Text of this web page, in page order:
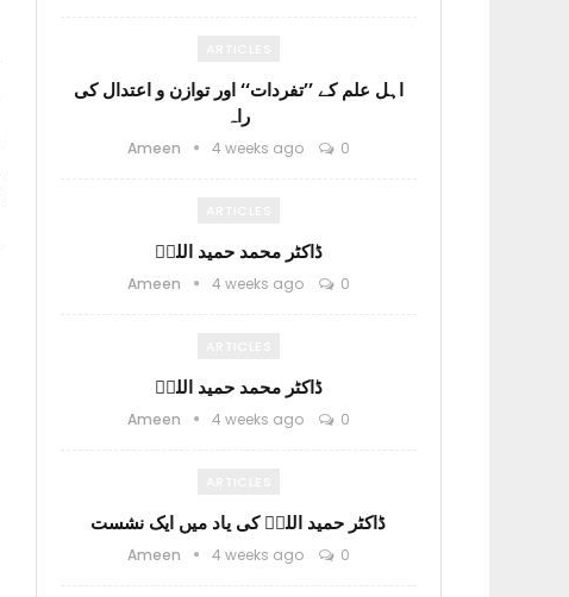
اہل علم کے ’’تفردات‘‘ اور توازن و اعتدال کی
راہ
Ameen 4 weeks ago 0
ڈاکٹر محمد حمید اللہؒ
Ameen 4 weeks ago 0
ڈاکٹر محمد حمید اللہؒ
Ameen 4 weeks ago 0
ڈاکٹر حمید اللہؒ کی یاد میں ایک نشست
Ameen 4 weeks ago 0